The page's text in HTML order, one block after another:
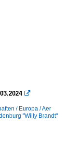

/ Europa / Aer
"Willy Brandt"